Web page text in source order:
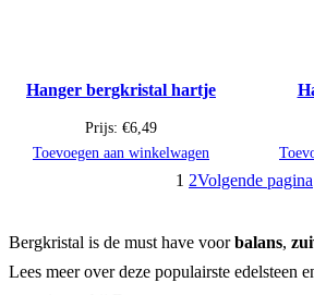
Hanger bergkristal hartje
Prijs: €6,49
Toevoegen aan winkelwagen
1 2Volgende pagina
Bergkristal is de must have voorbalans,
Lees meer over deze populairste edelsteen